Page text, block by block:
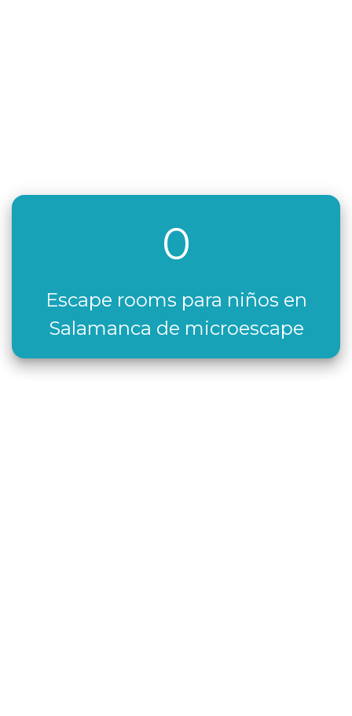
0
Escape rooms para niños en
Salamanca de microescape